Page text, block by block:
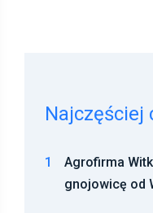
Najczęściej
1
Agrofirma
gnojowicę od